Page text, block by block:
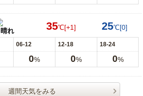
晴れ 35℃[+1] 25℃[0]
06-12 12-18 18-24
0% 0% 0%
週間天気をみる